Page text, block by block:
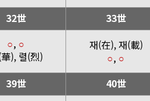
32世 33世
○, ○
), 렬(烈)
재(在), 재(載)
○, ○
39世 40世